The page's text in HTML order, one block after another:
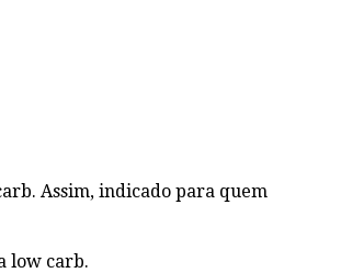
Assim, indicado para quem
low carb.